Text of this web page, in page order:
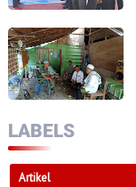
LABELS
Artikel